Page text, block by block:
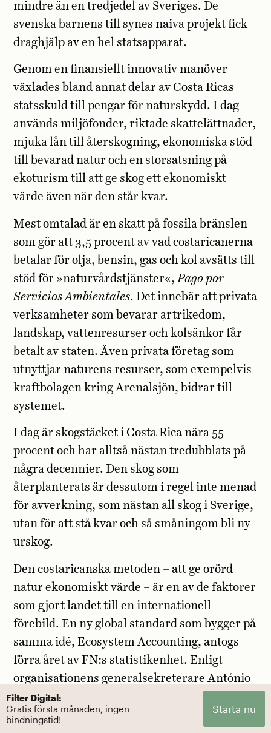
mindre än en tredjedel av Sveriges. De
svenska barnens till synes naiva projekt fick
draghjälp av en hel statsapparat.
Genom en finansiellt innovativ manöver
växlades bland annat delar av Costa Ricas
statsskuld till pengar för naturskydd. I dag
används miljöfonder, riktade skattelättnader,
mjuka lån till återskogning, ekonomiska stöd
till bevarad natur och en storsatsning på
ekoturism till att ge skog ett ekonomiskt
värde även när den står kvar.
Mest omtalad är en skatt på fossila bränslen
som gör att 3,5 procent av vad costaricanerna
betalar för olja, bensin, gas och kol avsätts till
stöd för »naturvårdstjänster«, Pago por
Servicios Ambientales. Det innebär att privata
verksamheter som bevarar artrikedom,
landskap, vattenresurser och kolsänkor får
betalt av staten. Även privata företag som
utnyttjar naturens resurser, som exempelvis
kraftbolagen kring Arenalsjön, bidrar till
systemet.
I dag är skogstäcket i Costa Rica nära 55
procent och har alltså nästan tredubblats på
några decennier. Den skog som
återplanterats är dessutom i regel inte menad
för avverkning, som nästan all skog i Sverige,
utan för att stå kvar och så småningom bli ny
urskog.
Den costaricanska metoden – att ge orörd
natur ekonomiskt värde – är en av de faktorer
som gjort landet till en internationell
förebild. En ny global standard som bygger på
samma idé, Ecosystem Accounting, antogs
förra året av FN:s statistikenhet. Enligt
organisationens generalsekreterare António
Guterres gör mätmetoden att huvudlös
miljöförstöring inte längre kan presenteras
Filter Digital:
Gratis första månaden, ingen
bindningstid!
Starta nu